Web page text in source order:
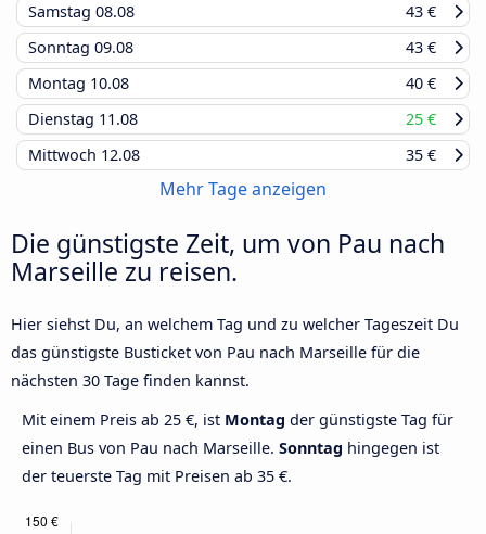
Samstag 08.08
43 €
Sonntag 09.08
43 €
Montag 10.08
40 €
Dienstag 11.08
25 €
Mittwoch 12.08 35 €
Mehr Tage anzeigen
Die günstigste Zeit, um von Pau nach
Marseille zu reisen.
Hier siehst Du, an welchem Tag und zu welcher Tageszeit Du
das günstigste Busticket von Pau nach Marseille für die
nächsten 30 Tage finden kannst.
Mit einem Preis ab 25 €, ist Montag der günstigste Tag für
einen Bus von Pau nach Marseille. Sonntag hingegen ist
der teuerste Tag mit Preisen ab 35 €.